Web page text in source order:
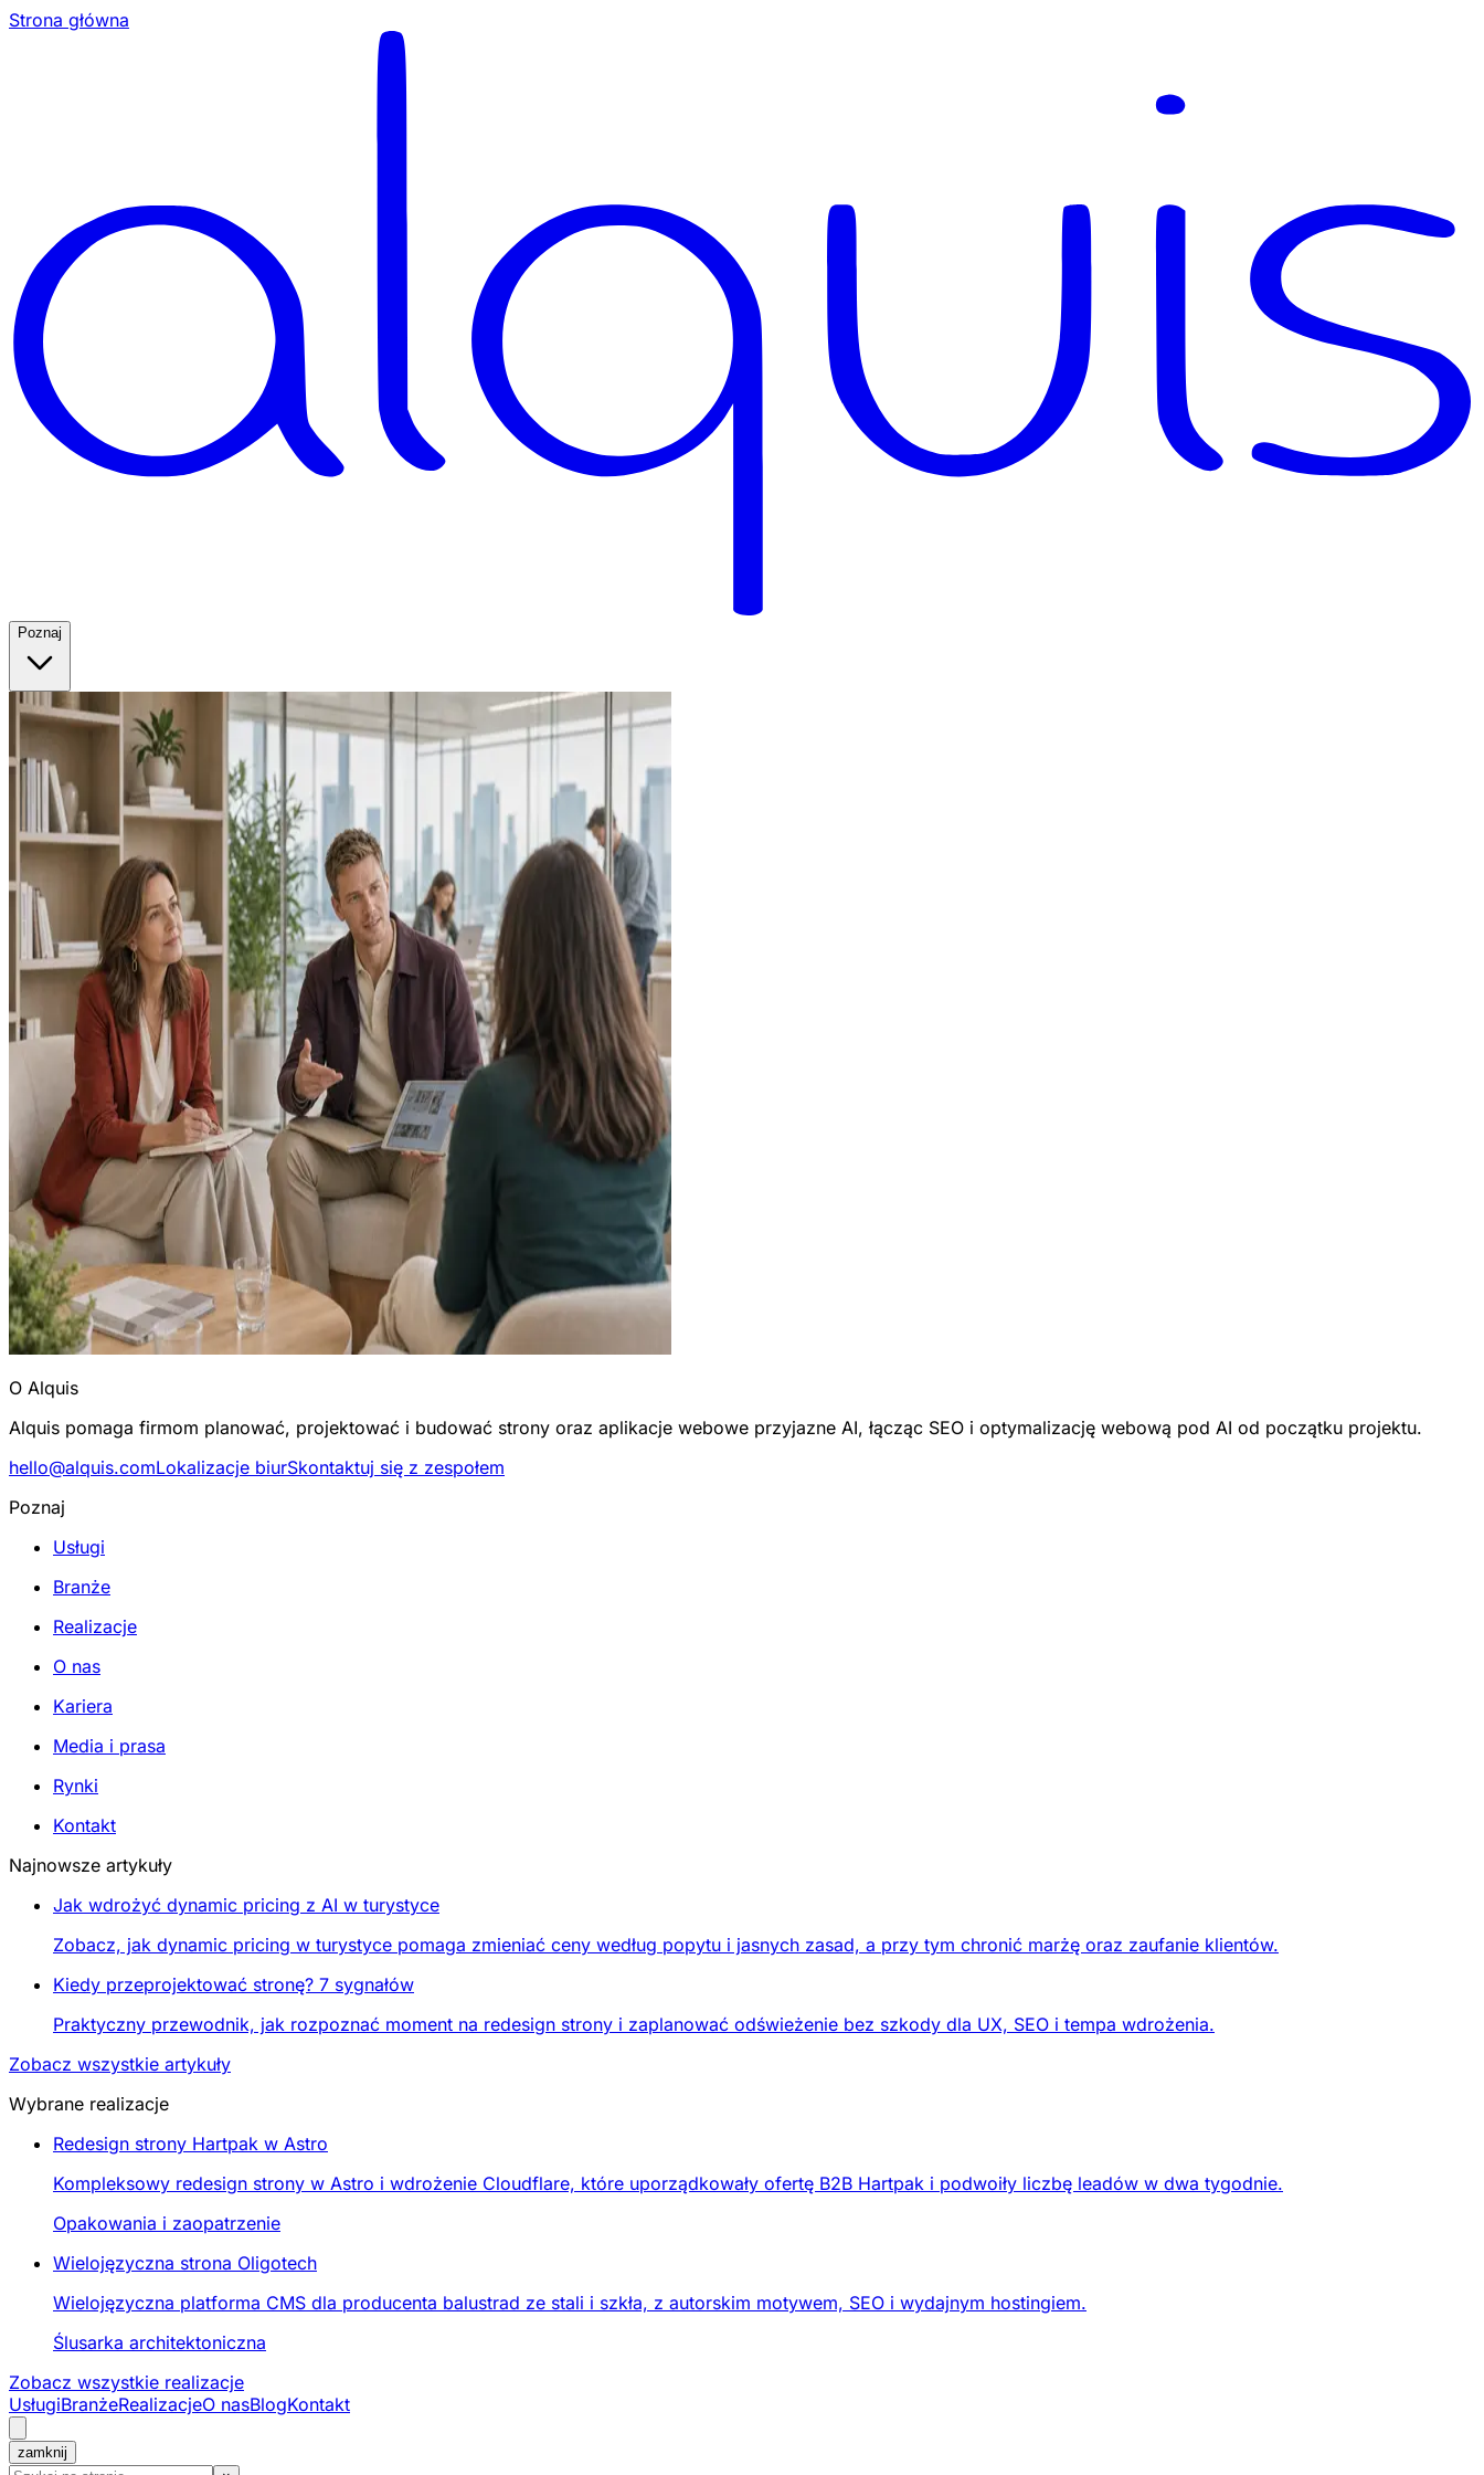
Strona główna
Poznaj
O Alquis
Alquis pomaga firmom planować, projektować i budować strony oraz aplikacje webowe przyjazne AI, łącząc SEO i optymalizację webową pod AI od początku projektu.
hello@alquis.comLokalizacje biurSkontaktuj się z zespołem
Poznaj
Usługi
Branże
Realizacje
O nas
Kariera
Media i prasa
Rynki
Kontakt
Najnowsze artykuły
Jak wdrożyć dynamic pricing z AI w turystyce
Zobacz, jak dynamic pricing w turystyce pomaga zmieniać ceny według popytu i jasnych zasad, a przy tym chronić marżę oraz zaufanie klientów.
Kiedy przeprojektować stronę? 7 sygnałów
Praktyczny przewodnik, jak rozpoznać moment na redesign strony i zaplanować odświeżenie bez szkody dla UX, SEO i tempa wdrożenia.
Zobacz wszystkie artykuły
Wybrane realizacje
Redesign strony Hartpak w Astro
Kompleksowy redesign strony w Astro i wdrożenie Cloudflare, które uporządkowały ofertę B2B Hartpak i podwoiły liczbę leadów w dwa tygodnie.
Opakowania i zaopatrzenie
Wielojęzyczna strona Oligotech
Wielojęzyczna platforma CMS dla producenta balustrad ze stali i szkła, z autorskim motywem, SEO i wydajnym hostingiem.
Ślusarka architektoniczna
Zobacz wszystkie realizacje
UsługiBranżeRealizacjeO nasBlogKontakt
zamknij